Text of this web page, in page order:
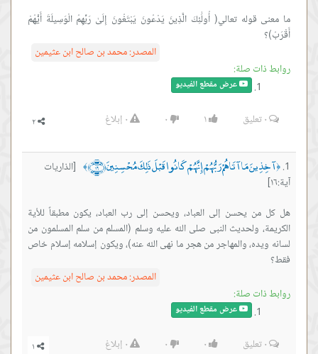
ما معنى قوله تعالي( أُولَٰئِكَ الَّذِينَ يَدْعُونَ يَبْتَغُونَ إِلَىٰ رَبِّهِمُ الْوَسِيلَةَ أَيُّهُمْ
أَقْرَبُ)؟
المصدر:محمد بن صالح ابن عثيمين
روابط ذات صلة:
عرض مقطع الفيديو
٠تعليق ١ ٠ ٠ إبلاغ
﴿آخِذِينَ مَا آتَاهُمْ رَبُّهُمْ إِنَّهُمْ كَانُوا قَبْلَ ذَلِكَ مُحْسِنِينَ ﴿١٦﴾ ﴾
[الذاريات
آية:١٦]
هل كل من يحسن إلى العباد، ويحسن إلى رب العباد، يكون مطبقاً للأية
الكريمة، ولحديث النبى صلى الله عليه وسلم (المسلم من سلم المسلمون من
لسانه ويده، والمهاجر من هجر ما نهى الله عنه)، ويكون إسلامه إسلام خاص
فقط؟
المصدر:محمد بن صالح ابن عثيمين
روابط ذات صلة:
عرض مقطع الفيديو
٠تعليق ٠ ٠ ٠ إبلاغ